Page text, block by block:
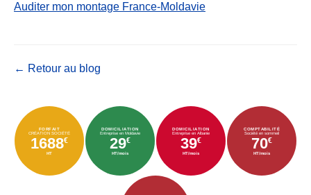
Auditer mon montage France-Moldavie
← Retour au blog
FORFAIT
CRÉATION SOCIÉTÉ
1688€
HT
DOMICILIATION
Entreprise en Moldavie
29€
HT/mois
DOMICILIATION
Entreprise en Albanie
39€
HT/mois
COMPTABILITÉ
Société en sommeil
70€
HT/mois